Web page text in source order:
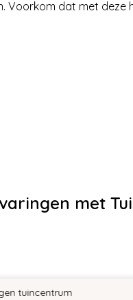
Voorkom dat met deze
met